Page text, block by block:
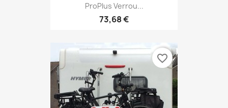
ProPlus Verrou...
73,68 €
favorite_border